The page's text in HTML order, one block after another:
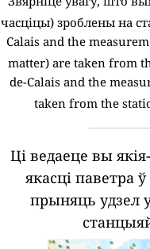
часціцы) зроблены на
Calais and the
matter) are taken from
de-Calais and the
taken from the
Ці ведаеце вы
якасці паветра
прыняць удзел